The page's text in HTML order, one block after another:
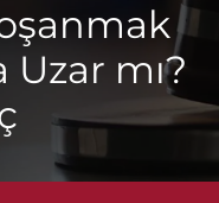
Uzar mı?